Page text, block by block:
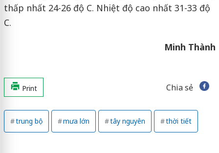
thấp nhất 24-26 độ C. Nhiệt độ cao nhất 31-33 độ
C.
Minh Thành
Print Chia sẻ
trung bộ mưa lớn tây nguyên thời tiết